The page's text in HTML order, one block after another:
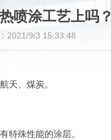
喷涂工艺上吗？
2021/9/3 15:33:48
天、煤炭。
特殊性能的涂层。